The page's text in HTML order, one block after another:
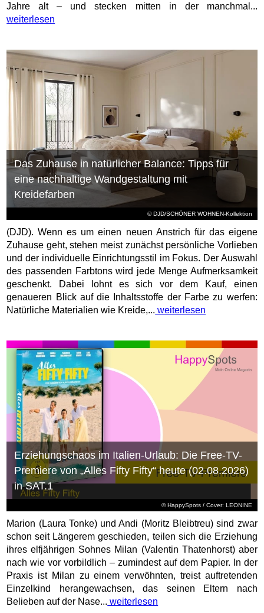
Jahre alt – und stecken mitten in der manchmal...
weiterlesen
© DJD/SCHÖNER WOHNEN-Kollektion
Das Zuhause in natürlicher Balance: Tipps für
eine nachhaltige Wandgestaltung mit
Kreidefarben
(DJD). Wenn es um einen neuen Anstrich für das eigene
Zuhause geht, stehen meist zunächst persönliche Vorlieben
und der individuelle Einrichtungsstil im Fokus. Der Auswahl
des passenden Farbtons wird jede Menge Aufmerksamkeit
geschenkt. Dabei lohnt es sich vor dem Kauf, einen
genaueren Blick auf die Inhaltsstoffe der Farbe zu werfen:
Natürliche Materialien wie Kreide,... weiterlesen
© HappySpots / Cover: LEONINE
Erziehungschaos im Italien-Urlaub: Die Free-TV-
Premiere von „Alles Fifty Fifty“ heute (02.08.2026)
in SAT.1
Marion (Laura Tonke) und Andi (Moritz Bleibtreu) sind zwar
schon seit Längerem geschieden, teilen sich die Erziehung
ihres elfjährigen Sohnes Milan (Valentin Thatenhorst) aber
nach wie vor vorbildlich – zumindest auf dem Papier. In der
Praxis ist Milan zu einem verwöhnten, treist auftretenden
Einzelkind herangewachsen, das seinen Eltern nach
Belieben auf der Nase... weiterlesen